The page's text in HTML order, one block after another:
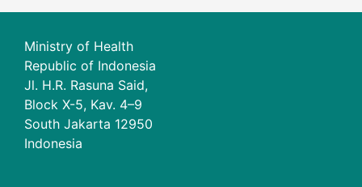
Ministry of Health
Republic of Indonesia
Jl. H.R. Rasuna Said,
Block X-5, Kav. 4–9
South Jakarta 12950
Indonesia